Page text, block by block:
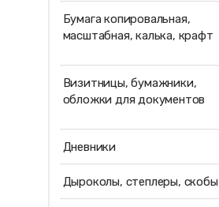
Бумага копировальная,
масштабная, калька, крафт
Визитницы, бумажники,
обложки для документов
Дневники
Дыроколы, степлеры, скобы